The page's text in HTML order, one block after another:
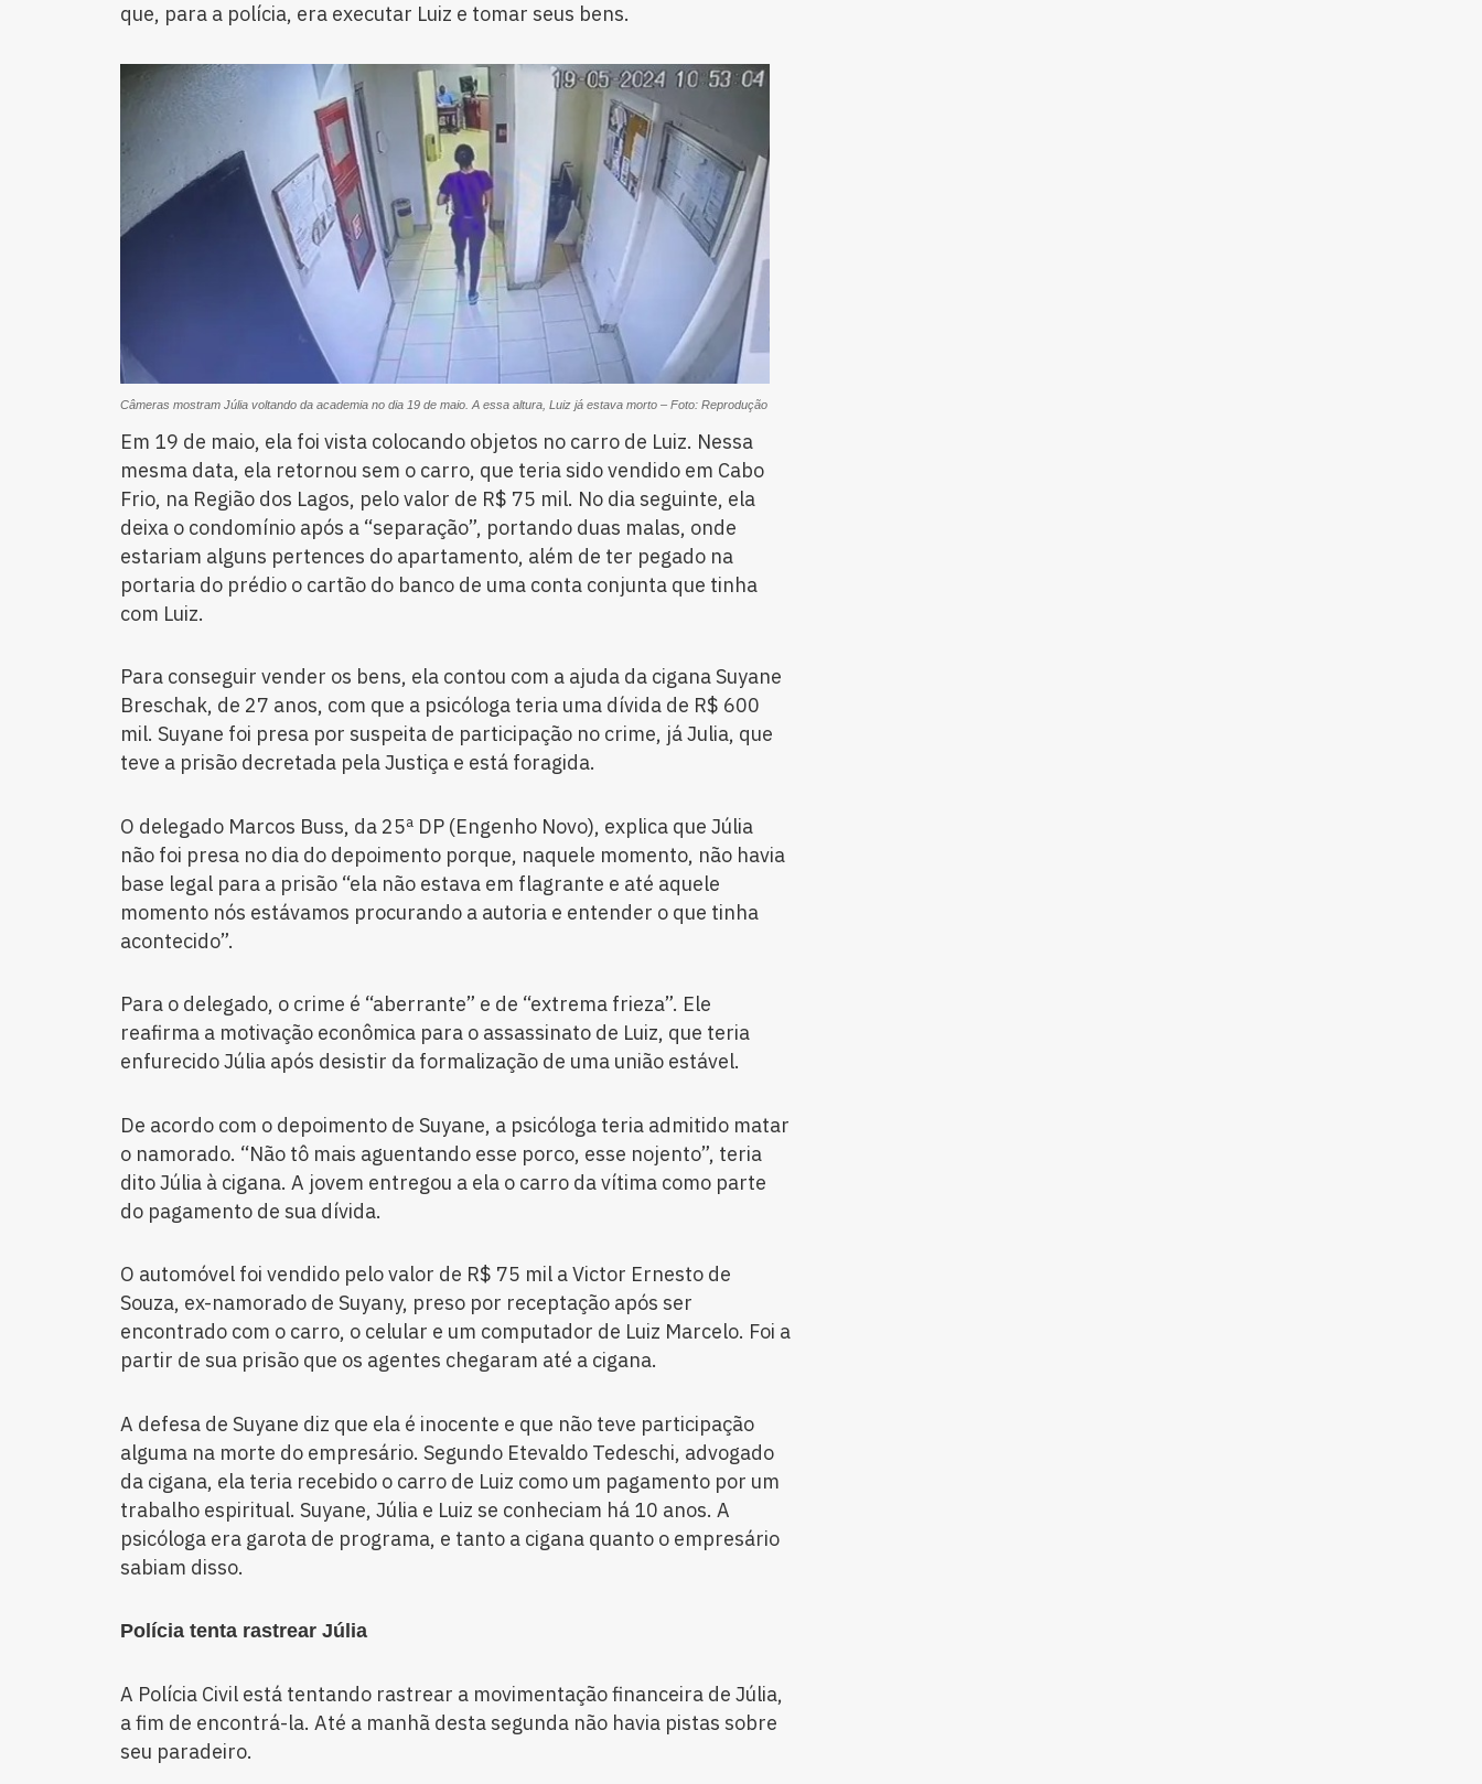
que, para a polícia, era executar Luiz e tomar seus bens.
Câmeras mostram Júlia voltando da academia no dia 19 de maio. A essa altura, Luiz já estava morto – Foto: Reprodução
Em 19 de maio, ela foi vista colocando objetos no carro de Luiz. Nessa
mesma data, ela retornou sem o carro, que teria sido vendido em Cabo
Frio, na Região dos Lagos, pelo valor de R$ 75 mil. No dia seguinte, ela
deixa o condomínio após a “separação”, portando duas malas, onde
estariam alguns pertences do apartamento, além de ter pegado na
portaria do prédio o cartão do banco de uma conta conjunta que tinha
com Luiz.
Para conseguir vender os bens, ela contou com a ajuda da cigana Suyane
Breschak, de 27 anos, com que a psicóloga teria uma dívida de R$ 600
mil. Suyane foi presa por suspeita de participação no crime, já Julia, que
teve a prisão decretada pela Justiça e está foragida.
O delegado Marcos Buss, da 25ª DP (Engenho Novo), explica que Júlia
não foi presa no dia do depoimento porque, naquele momento, não havia
base legal para a prisão “ela não estava em flagrante e até aquele
momento nós estávamos procurando a autoria e entender o que tinha
acontecido”.
Para o delegado, o crime é “aberrante” e de “extrema frieza”. Ele
reafirma a motivação econômica para o assassinato de Luiz, que teria
enfurecido Júlia após desistir da formalização de uma união estável.
De acordo com o depoimento de Suyane, a psicóloga teria admitido matar
o namorado. “Não tô mais aguentando esse porco, esse nojento”, teria
dito Júlia à cigana. A jovem entregou a ela o carro da vítima como parte
do pagamento de sua dívida.
O automóvel foi vendido pelo valor de R$ 75 mil a Victor Ernesto de
Souza, ex-namorado de Suyany, preso por receptação após ser
encontrado com o carro, o celular e um computador de Luiz Marcelo. Foi a
partir de sua prisão que os agentes chegaram até a cigana.
A defesa de Suyane diz que ela é inocente e que não teve participação
alguma na morte do empresário. Segundo Etevaldo Tedeschi, advogado
da cigana, ela teria recebido o carro de Luiz como um pagamento por um
trabalho espiritual. Suyane, Júlia e Luiz se conheciam há 10 anos. A
psicóloga era garota de programa, e tanto a cigana quanto o empresário
sabiam disso.
Polícia tenta rastrear Júlia
A Polícia Civil está tentando rastrear a movimentação financeira de Júlia,
a fim de encontrá-la. Até a manhã desta segunda não havia pistas sobre
seu paradeiro.